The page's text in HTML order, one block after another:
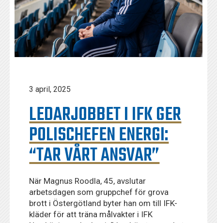
3 april, 2025
LEDARJOBBET I IFK GER
POLISCHEFEN ENERGI:
“TAR VÅRT ANSVAR”
När Magnus Roodla, 45, avslutar
arbetsdagen som gruppchef för grova
brott i Östergötland byter han om till IFK-
kläder för att träna målvakter i IFK